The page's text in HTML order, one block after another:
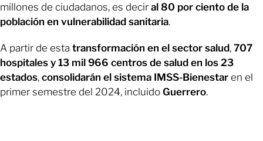
millones de ciudadanos, es decir al 80 por ciento de la
población en vulnerabilidad sanitaria.
A partir de esta transformación en el sector salud, 707
hospitales y 13 mil 966 centros de salud en los 23
estados, consolidarán el sistema IMSS-Bienestar en el
primer semestre del 2024, incluido Guerrero.